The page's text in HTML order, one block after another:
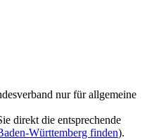
nur für allgemeine
direkt die entsprechende
Württemberg finden).